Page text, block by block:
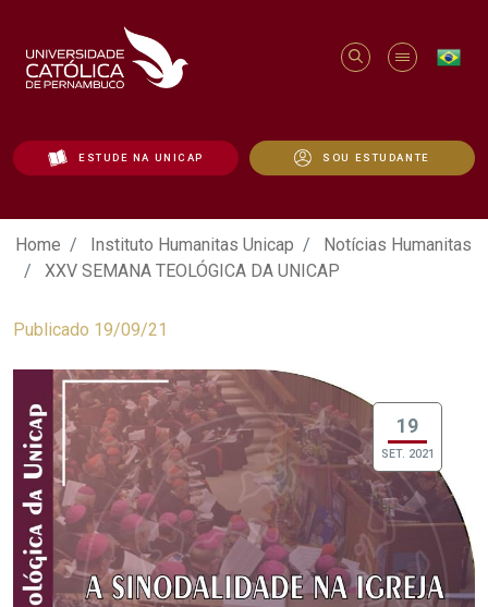
ESTUDE NA UNICAP SOU ESTUDANTE
XXV SEMANA TEOLÓGICA DA UNICAP
Home Instituto Humanitas Unicap
Notícias Humanitas
XXV SEMANA TEOLÓGICA DA UNICAP
Publicado 19/09/21
19
SET. 2021